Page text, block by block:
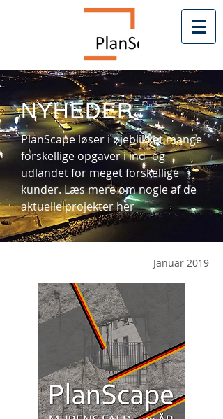
NYHEDER
PlanScape løser i øjeblikket mange
forskellige opgaver i ind- og
udlandet for meget forskellige
kunder. Læs mere om nogle af de
aktuelle projekter her
Januar 2019